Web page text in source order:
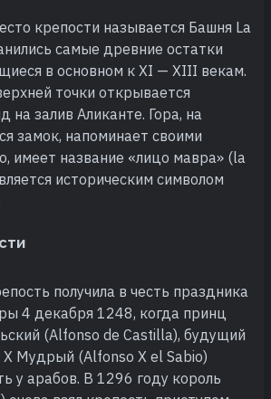
крепости называется Башня La
самые древние остатки
в основном к XI — XIII векам.
точки открывается
на залив Аликанте. Гора, на
замок, напоминает своими
имеет название «лицо мавра» (la
историческим символом
получила в честь праздника
4 декабря 1248, когда принц
(Alfonso de Castilla), будущий
Мудрый (Alfonso X el Sabio)
у арабов. В 1296 году король